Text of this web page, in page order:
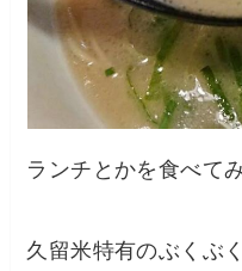
ランチとかを食べて
久留米特有のぶくぶ